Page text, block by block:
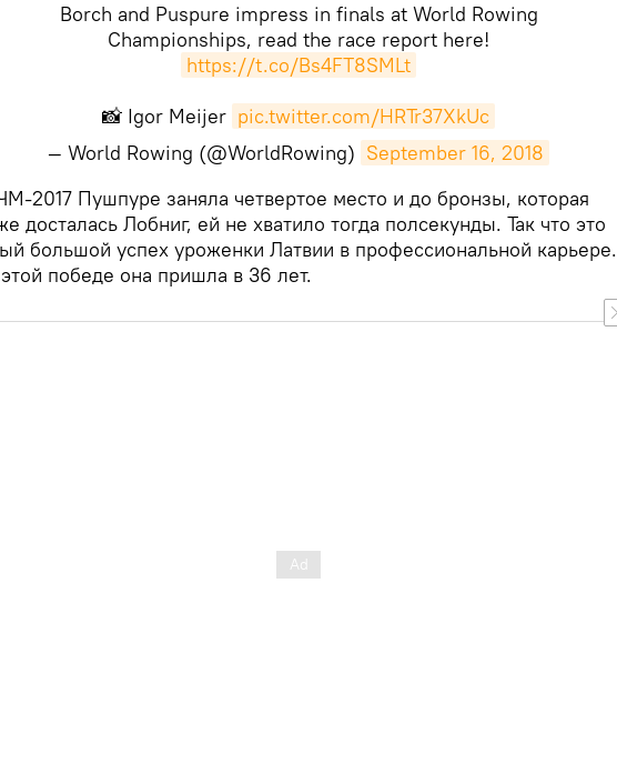
Borch and Puspure impress in finals at World Rowing
Championships, read the race report here!
https://t.co/Bs4FT8SMLt
📸 Igor Meijer pic.twitter.com/HRTr37XkUc
— World Rowing (@WorldRowing) September 16, 2018
2017 Пушпуре заняла четвертое место и до бронзы, которая
досталась Лобниг, ей не хватило тогда полсекунды. Так что это
большой успех уроженки Латвии в профессиональной карьере.
победе она пришла в 36 лет.